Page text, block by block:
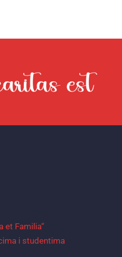
et Familia“
i studentima